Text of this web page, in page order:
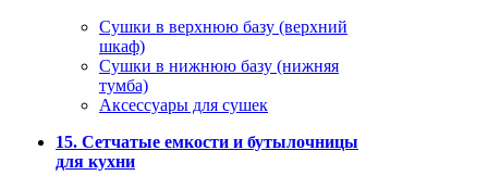
Сушки в верхнюю базу (верхний
шкаф)
Сушки в нижнюю базу (нижняя
тумба)
Аксессуары для сушек
15. Сетчатые емкости и бутылочницы
для кухни